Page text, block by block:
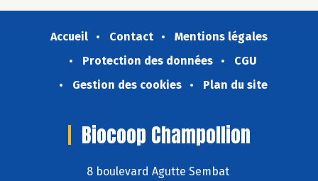
Accueil Contact
Mentions légales
Protection des données
CGU
Gestion des cookies
Plan du site
Biocoop Champollion
8 boulevard Agutte Sembat